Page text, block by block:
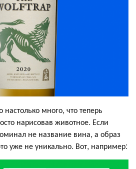
настолько много, что теперь
нарисовав животное. Если
не название вина, а образ
уже не уникально. Вот, например: